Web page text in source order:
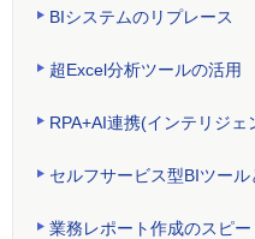
BIシステムのリプレース
超Excel分析ツールの活用
RPA+AI連携(インテリジ
セルフサービス型BIツー
業務レポート作成のスピー